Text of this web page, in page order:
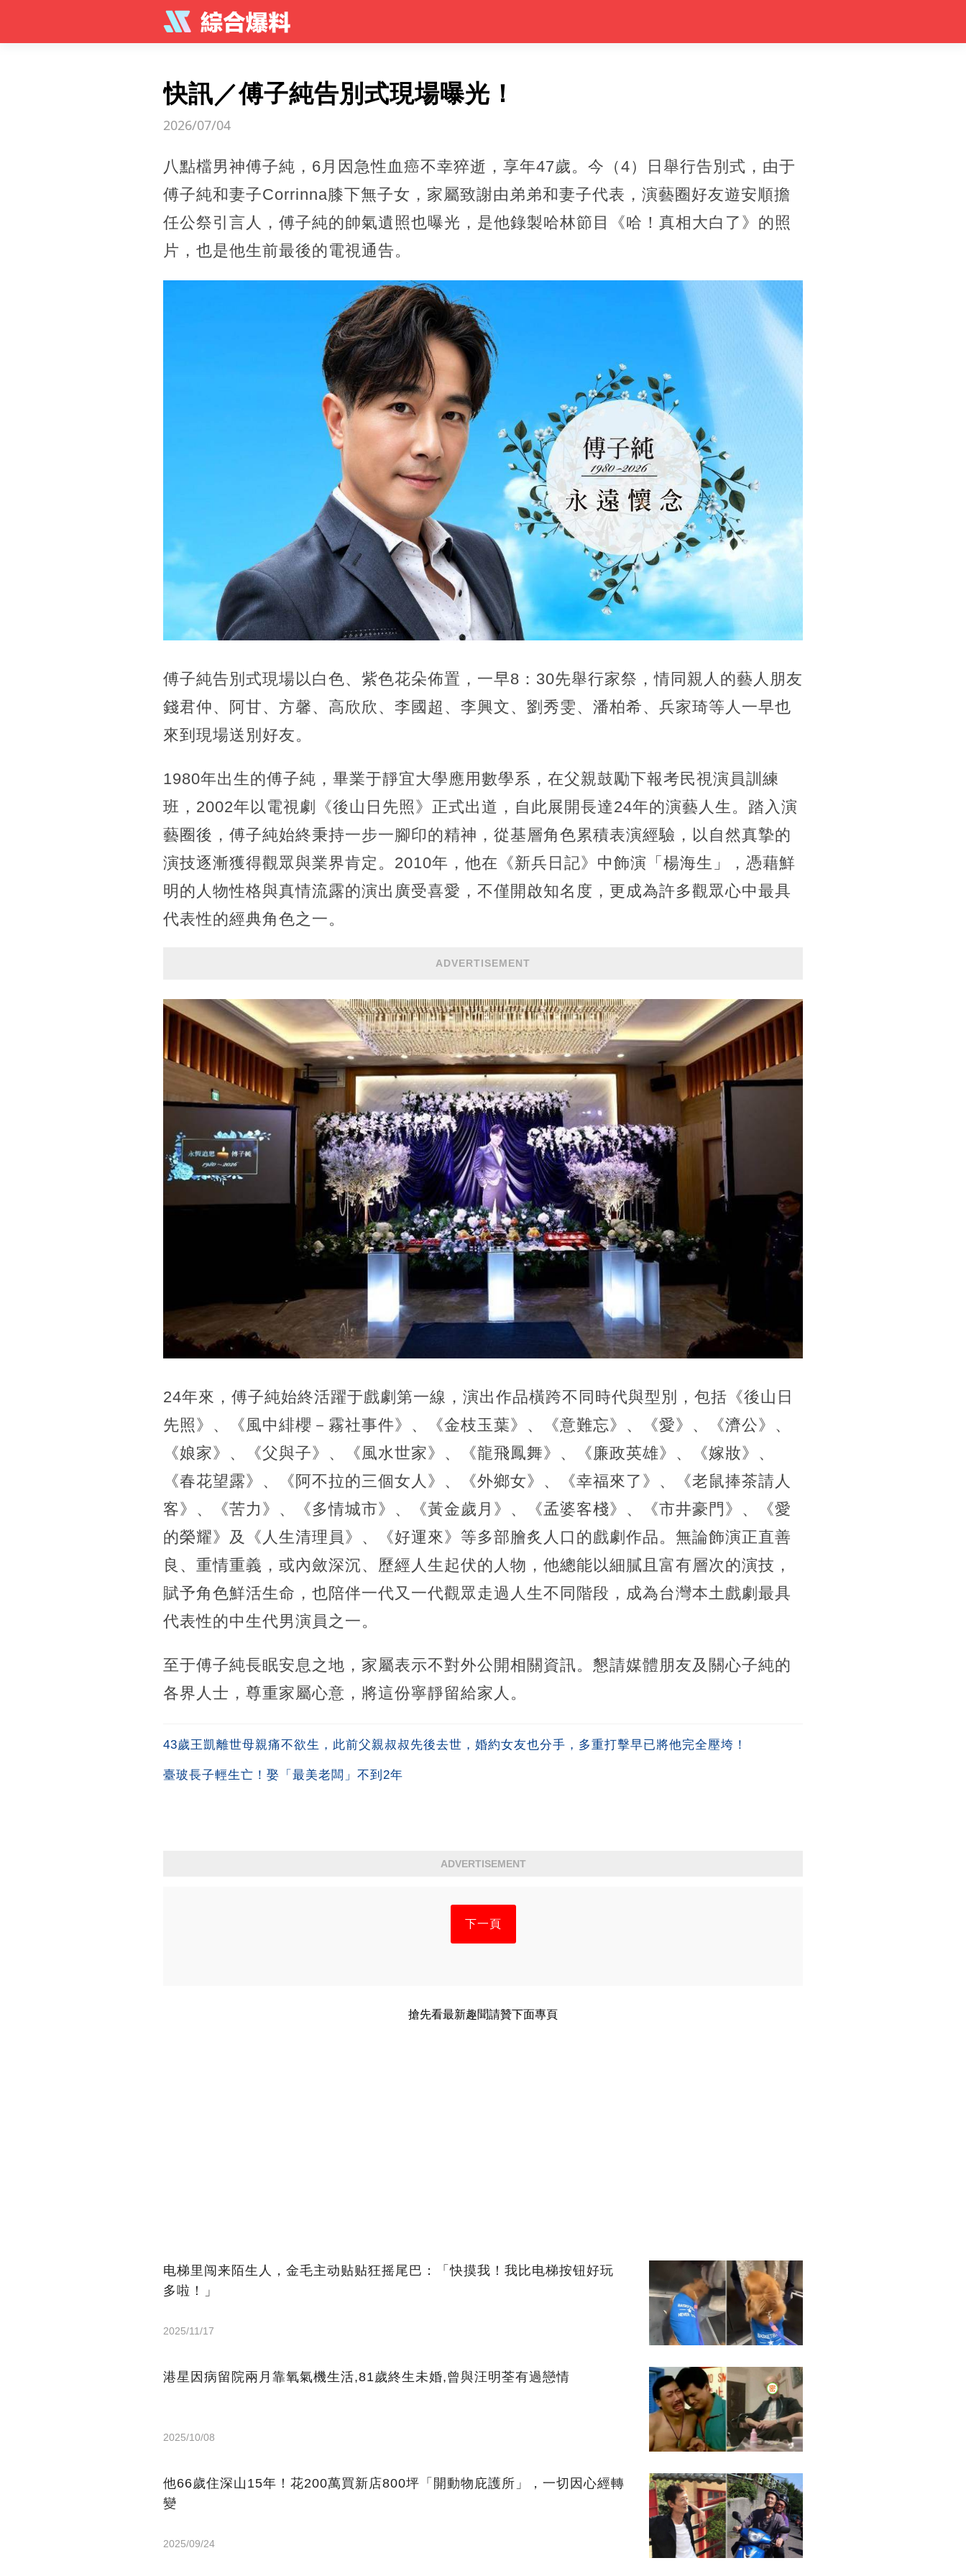
快訊／傅子純告別式現場曝光！
2026/07/04
八點檔男神傅子純，6月因急性血癌不幸猝逝，享年47歲。今（4）日舉行告別式，由于
傅子純和妻子Corrinna膝下無子女，家屬致謝由弟弟和妻子代表，演藝圈好友遊安順擔
任公祭引言人，傅子純的帥氣遺照也曝光，是他錄製哈林節目《哈！真相大白了》的照
片，也是他生前最後的電視通告。
傅子純告別式現場以白色、紫色花朵佈置，一早8：30先舉行家祭，情同親人的藝人朋友
錢君仲、阿甘、方馨、高欣欣、李國超、李興文、劉秀雯、潘柏希、兵家琦等人一早也
來到現場送別好友。
1980年出生的傅子純，畢業于靜宜大學應用數學系，在父親鼓勵下報考民視演員訓練
班，2002年以電視劇《後山日先照》正式出道，自此展開長達24年的演藝人生。踏入演
藝圈後，傅子純始終秉持一步一腳印的精神，從基層角色累積表演經驗，以自然真摯的
演技逐漸獲得觀眾與業界肯定。2010年，他在《新兵日記》中飾演「楊海生」，憑藉鮮
明的人物性格與真情流露的演出廣受喜愛，不僅開啟知名度，更成為許多觀眾心中最具
代表性的經典角色之一。
ADVERTISEMENT
24年來，傅子純始終活躍于戲劇第一線，演出作品橫跨不同時代與型別，包括《後山日
先照》、《風中緋櫻－霧社事件》、《金枝玉葉》、《意難忘》、《愛》、《濟公》、
《娘家》、《父與子》、《風水世家》、《龍飛鳳舞》、《廉政英雄》、《嫁妝》、
《春花望露》、《阿不拉的三個女人》、《外鄉女》、《幸福來了》、《老鼠捧茶請人
客》、《苦力》、《多情城市》、《黃金歲月》、《孟婆客棧》、《市井豪門》、《愛
的榮耀》及《人生清理員》、《好運來》等多部膾炙人口的戲劇作品。無論飾演正直善
良、重情重義，或內斂深沉、歷經人生起伏的人物，他總能以細膩且富有層次的演技，
賦予角色鮮活生命，也陪伴一代又一代觀眾走過人生不同階段，成為台灣本土戲劇最具
代表性的中生代男演員之一。
至于傅子純長眠安息之地，家屬表示不對外公開相關資訊。懇請媒體朋友及關心子純的
各界人士，尊重家屬心意，將這份寧靜留給家人。
43歲王凱離世母親痛不欲生，此前父親叔叔先後去世，婚約女友也分手，多重打擊早已將他完全壓垮！
臺玻長子輕生亡！娶「最美老闆」不到2年
ADVERTISEMENT
下一頁
搶先看最新趣聞請贊下面專頁
电梯里闯来陌生人，金毛主动贴贴狂摇尾巴：「快摸我！我比电梯按钮好玩
多啦！」
2025/11/17
港星因病留院兩月靠氧氣機生活,81歲終生未婚,曾與汪明荃有過戀情
2025/10/08
他66歲住深山15年！花200萬買新店800坪「開動物庇護所」，一切因心經轉
變
2025/09/24